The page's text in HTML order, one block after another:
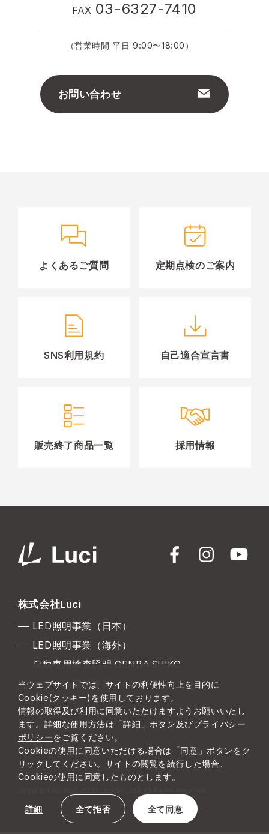
FAX 03-6327-7410
（営業時間 平日 9:00〜18:00）
お問い合わせ
よくあるご質問 定期点検のご案内
SNS利用規約 自己適合宣言書
販売終了商品一覧 採用情報
株式会社Luci
LED照明事業（日本）
LED照明事業（海外）
自動車用検査照明 GENBA SHIKO
カスタム電源事業 Zero to One
プライバシーポリシー
サイトマップ
Luci販売規約
当ウェブサイトでは、サイトの利便性向上を目的に
Cookie(クッキー)を使用しております。
情報の取得及び利用に同意いただけますようお願いいたし
ます。詳細な使用方法は「詳細」ボタン及びプライバシー
ポリシーをご覧ください。
Cookieの使用に同意いただける場合は「同意」ボタンをク
リックしてください。サイトの閲覧を続行した場合、
Cookieの使用に同意したものとします。
詳細 全て拒否 全て同意